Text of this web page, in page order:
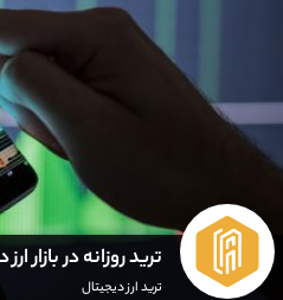
ترید روزانه در بازار
ترید ارز دیجیتال